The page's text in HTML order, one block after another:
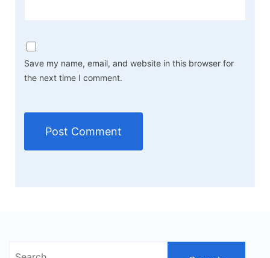
Save my name, email, and website in this browser for
the next time I comment.
Search